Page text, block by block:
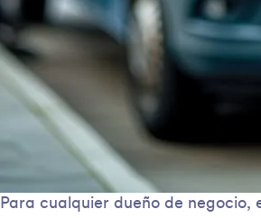
Para cualquier dueño de negocio,